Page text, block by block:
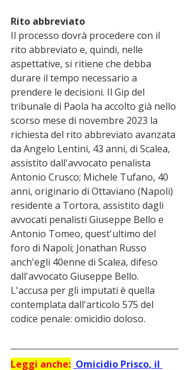
Rito abbreviato
Il processo dovrà procedere con il
rito abbreviato e, quindi, nelle
aspettative, si ritiene che debba
durare il tempo necessario a
prendere le decisioni. Il Gip del
tribunale di Paola ha accolto già nello
scorso mese di novembre 2023 la
richiesta del rito abbreviato avanzata
da Angelo Lentini, 43 anni, di Scalea,
assistito dall'avvocato penalista
Antonio Crusco; Michele Tufano, 40
anni, originario di Ottaviano (Napoli)
residente a Tortora, assistito dagli
avvocati penalisti Giuseppe Bello e
Antonio Tomeo, quest'ultimo del
foro di Napoli; Jonathan Russo
anch'egli 40enne di Scalea, difeso
dall'avvocato Giuseppe Bello.
L'accusa per gli imputati è quella
contemplata dall'articolo 575 del
codice penale: omicidio doloso.
Leggi anche: Omicidio Prisco, il